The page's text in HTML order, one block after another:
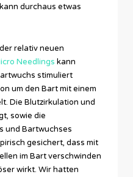
durchaus etwas
relativ neuen
Needlings kann
stimuliert
um den Bart mit einem
Die Blutzirkulation und
sowie die
und Bartwuchses
gesichert, dass mit
im Bart verschwinden
wirkt. Wir hatten